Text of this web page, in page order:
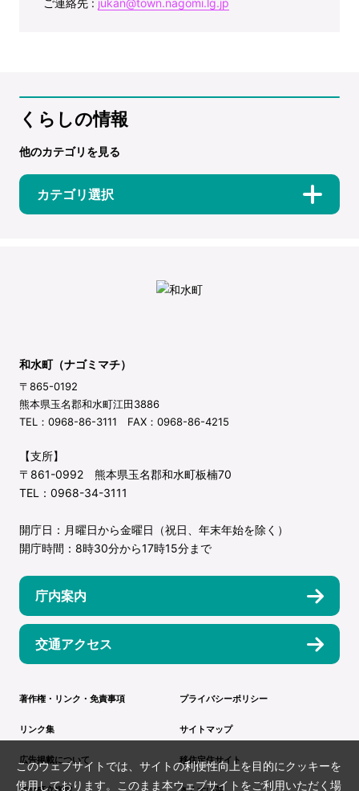
くらしの情報
他のカテゴリを見る
カテゴリ選択
和水町（ナゴミマチ）
〒865-0192
熊本県玉名郡和水町江田3886
TEL：0968-86-3111 FAX：0968-86-4215
【支所】
〒861-0992 熊本県玉名郡和水町板楠70
TEL：0968-34-3111
開庁日：月曜日から金曜日（祝日、年末年始を除く）
開庁時間：8時30分から17時15分まで
庁内案内
交通アクセス
著作権・リンク・免責事項 プライバシーポリシー
リンク集 サイトマップ
広告掲載について 移住定住サイト
このウェブサイトでは、サイトの利便性向上を目的にクッキーを
使用しております。このまま本ウェブサイトをご利用いただく場